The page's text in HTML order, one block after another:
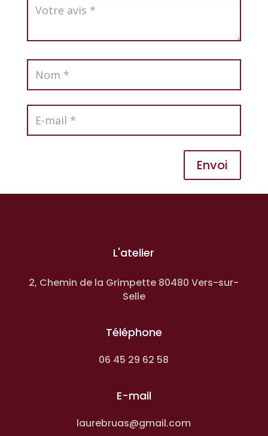
Envoi
L'atelier
2, Chemin de la Grimpette 80480 Vers-sur-
Selle
Téléphone
06 45 29 62 58
E-mail
laurebruas@gmail.com